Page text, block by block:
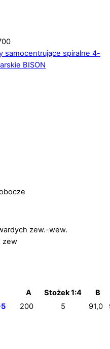
samocentrujące spiralne 4-
BISON
zew.-wew.
zew
A Stożek 1:4
B
200 5 91,0